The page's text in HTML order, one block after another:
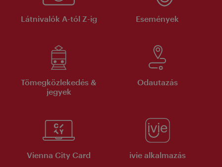
Látnivalók A-tól Z-ig Események
Tömegközlekedés &
jegyek
Odautazás
Vienna City Card ivie alkalmazás